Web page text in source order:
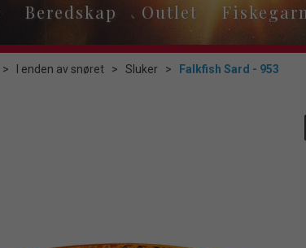
Beredskap Outlet Fiskegarn
> I enden av snøret > Sluker > Falkfish Sard - 953